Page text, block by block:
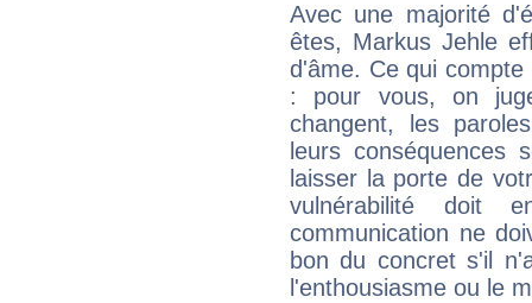
Avec une majorité
êtes, Markus Jehle
d'âme. Ce qui
: pour vous, on
changent, les
leurs conséquences
laisser la porte de
vulnérabilité doit
communication ne
bon du concret s'il
l'enthousiasme ou le